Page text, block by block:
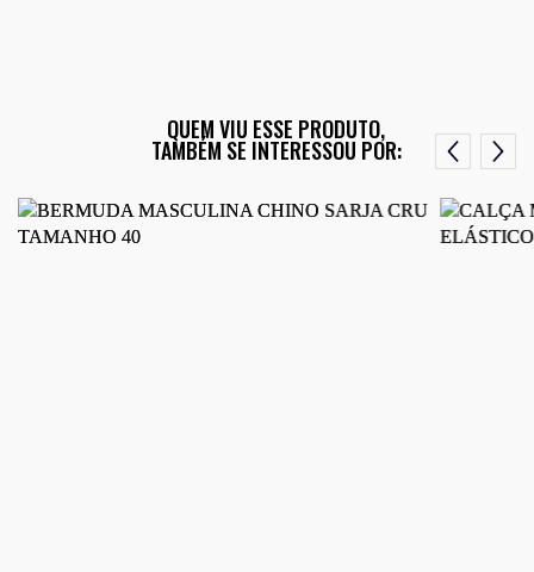
QUEM VIU ESSE PRODUTO,
TAMBÉM SE INTERESSOU POR: